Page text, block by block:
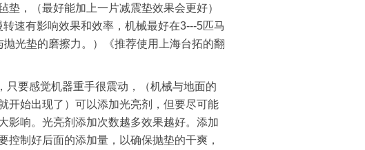
，（最好能加上一片减震垫效果会更好）
速有影响效果和效率，机械最好在3---5匹马
光垫的磨擦力。）《推荐使用上海台拓的翻
要感觉机器重手很震动，（机械与地面的
开始出现了）可以添加光亮剂，但要尽可能
影响。光亮剂添加次数越多效果越好。添加
制好后面的添加量，以确保抛垫的干爽，